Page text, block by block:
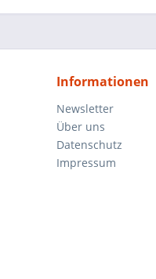
Informationen
Newsletter
Über uns
Datenschutz
Impressum